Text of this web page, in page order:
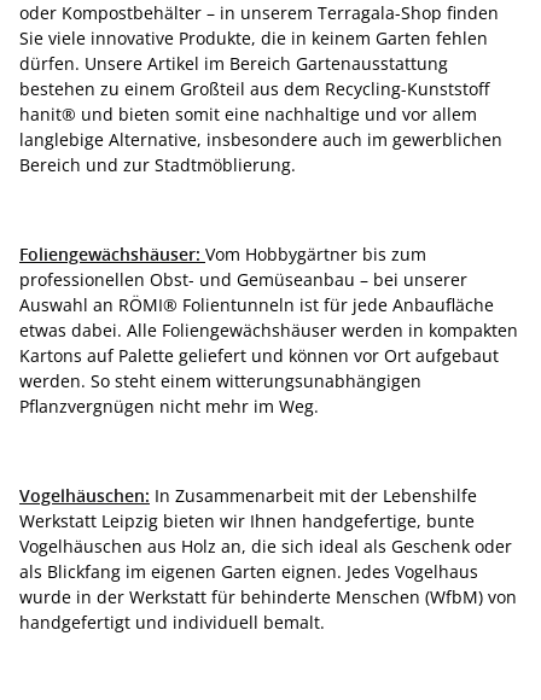
oder Kompostbehälter – in unserem Terragala-Shop finden
Sie viele innovative Produkte, die in keinem Garten fehlen
dürfen. Unsere Artikel im Bereich Gartenausstattung
bestehen zu einem Großteil aus dem Recycling-Kunststoff
hanit® und bieten somit eine nachhaltige und vor allem
langlebige Alternative, insbesondere auch im gewerblichen
Bereich und zur Stadtmöblierung.
Foliengewächshäuser: Vom Hobbygärtner bis zum
professionellen Obst- und Gemüseanbau – bei unserer
Auswahl an RÖMI® Folientunneln ist für jede Anbaufläche
etwas dabei. Alle Foliengewächshäuser werden in kompakten
Kartons auf Palette geliefert und können vor Ort aufgebaut
werden. So steht einem witterungsunabhängigen
Pflanzvergnügen nicht mehr im Weg.
Vogelhäuschen: In Zusammenarbeit mit der Lebenshilfe
Werkstatt Leipzig bieten wir Ihnen handgefertige, bunte
Vogelhäuschen aus Holz an, die sich ideal als Geschenk oder
als Blickfang im eigenen Garten eignen. Jedes Vogelhaus
wurde in der Werkstatt für behinderte Menschen (WfbM) von
handgefertigt und individuell bemalt.